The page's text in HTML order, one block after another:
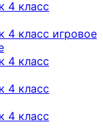
4 класс
4 класс игровое
4 класс
4 класс
4 класс